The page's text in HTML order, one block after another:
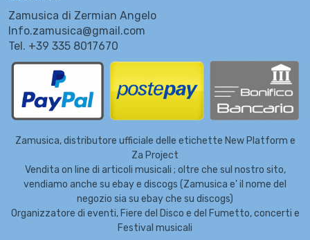
Zamusica di Zermian Angelo
Info.zamusica@gmail.com
Tel. +39 335 8017670
Zamusica, distributore ufficiale delle etichette New Platform e
Za Project
Vendita on line di articoli musicali ; oltre che sul nostro sito,
vendiamo anche su ebay e discogs (Zamusica e' il nome del
negozio sia su ebay che su discogs)
Organizzatore di eventi, Fiere del Disco e del Fumetto, concerti e
Festival musicali